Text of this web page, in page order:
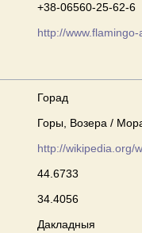
+38-06560-25-62-6
http://www.flamingo-
Горад
Горы, Возера /
http://wikipedia.org/
44.6733
34.4056
Дакладныя